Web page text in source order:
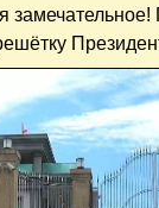
замечательное!